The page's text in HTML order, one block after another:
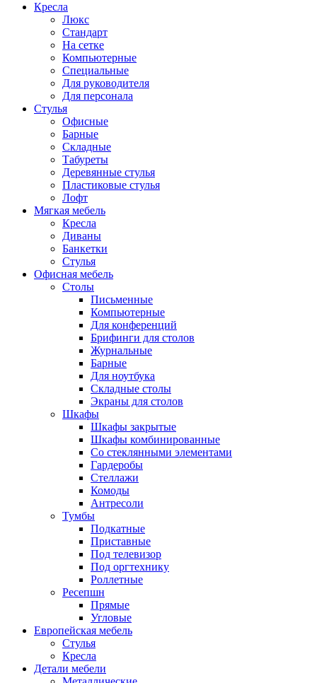
Кресла
Люкс
Стандарт
На сетке
Компьютерные
Специальные
Для руководителя
Для персонала
Стулья
Офисные
Барные
Складные
Табуреты
Деревянные стулья
Пластиковые стулья
Лофт
Мягкая мебель
Кресла
Диваны
Банкетки
Стулья
Офисная мебель
Столы
Письменные
Компьютерные
Для конференций
Брифинги для столов
Журнальные
Барные
Для ноутбука
Складные столы
Экраны для столов
Шкафы
Шкафы закрытые
Шкафы комбинированные
Со стеклянными элементами
Гардеробы
Стеллажи
Комоды
Антресоли
Тумбы
Подкатные
Приставные
Под телевизор
Под оргтехнику
Роллетные
Ресепшн
Прямые
Угловые
Европейская мебель
Стулья
Кресла
Детали мебели